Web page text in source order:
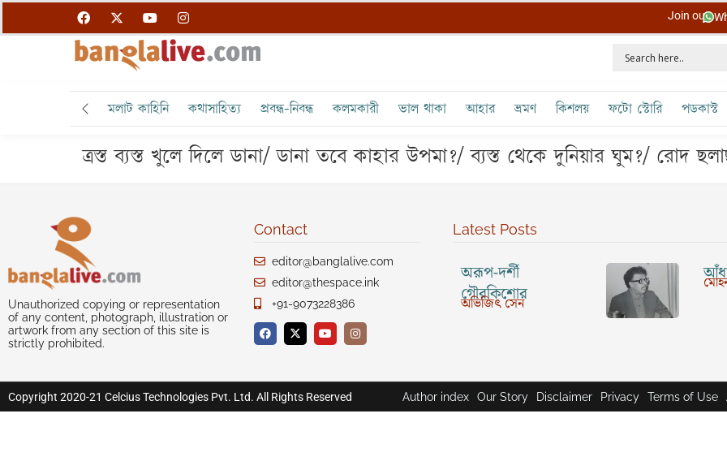
Join our
মলাট কাহিনি কথাসাহিত্য প্রবন্ধ-নিবন্ধ কলমকারী ভাল থাকা আহার ভ্রমণ কিশলয় ফটো স্টোরি পডকাস্ট
ত্রস্ত ব্যস্ত খুলে দিলে ডানা/ ডানা তবে কাহার উপমা?/ ব্যস্ত থেকে দুনিয়ার ঘুম?/ রোদ
Unauthorized copying or representation
of any content, photograph, illustration or
artwork from any section of this site is
strictly prohibited.
Contact
editor@banglalive.com
editor@thespace.ink
+91-9073228386
Latest Posts
অরূপ-দর্শী
গৌরকিশোর
অভিজিৎ সেন
Copyright 2020-21 Celcius Technologies Pvt. Ltd. All Rights Reserved Author index Our Story Disclaimer Privacy Terms of Use